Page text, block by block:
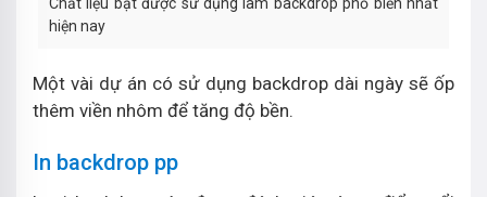
hiện nay
Một vài dự án có sử dụng backdrop dài ngày sẽ ốp
thêm viền nhôm để tăng độ bền.
In backdrop pp